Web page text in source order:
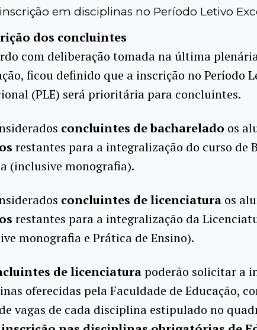
em disciplinas no Período Letivo
dos concluintes
com deliberação tomada na última
ficou definido que a inscrição no Período
(PLE) será prioritária para concluintes.
concluintes de bacharelado os
restantes para a integralização do curso de
(inclusive monografia).
concluintes de licenciatura os
restantes para a integralização da
monografia e Prática de Ensino).
de licenciaturapoderão solicitar a
oferecidas pela Faculdade de Educação,
vagas de cada disciplina estipulado no